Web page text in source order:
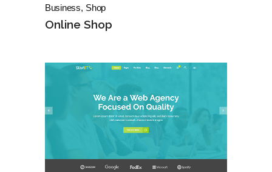
Business Shop
Online Shop